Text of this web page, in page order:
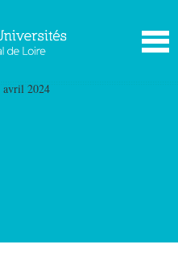
MSD 37)
avril 2024